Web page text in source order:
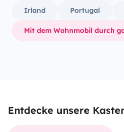
Irland Portugal
Mit dem Wohnmobil durch
Entdecke unsere